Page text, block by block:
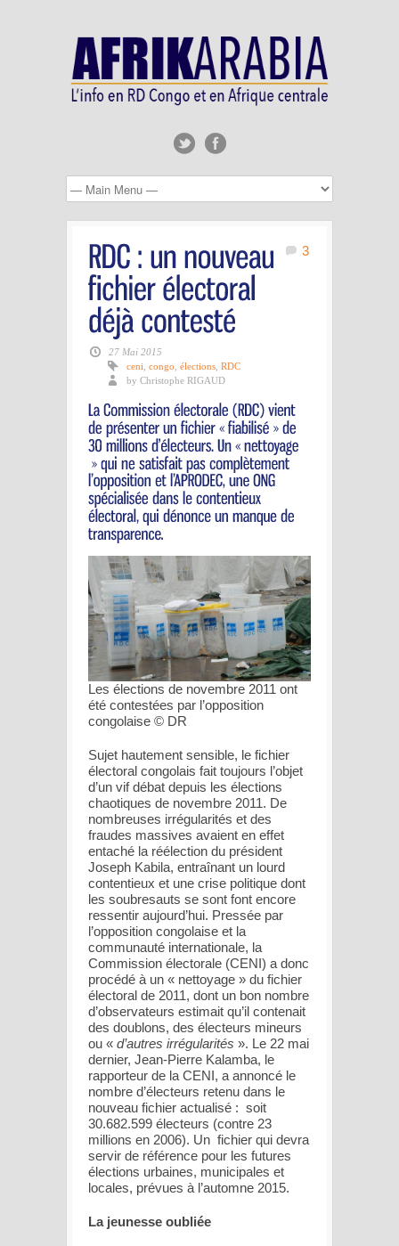
3
27 Mai 2015
ceni congo élections RDC
by Christophe RIGAUD
Les élections de novembre 2011 ont
été contestées par l’opposition
congolaise © DR
Sujet hautement sensible, le fichier
électoral congolais fait toujours l’objet
d’un vif débat depuis les élections
chaotiques de novembre 2011. De
nombreuses irrégularités et des
fraudes massives avaient en effet
entaché la réélection du président
Joseph Kabila, entraînant un lourd
contentieux et une crise politique dont
les soubresauts se sont font encore
ressentir aujourd’hui. Pressée par
l’opposition congolaise et la
communauté internationale, la
Commission électorale (CENI) a donc
procédé à un « nettoyage » du fichier
électoral de 2011, dont un bon nombre
d’observateurs estimait qu’il contenait
des doublons, des électeurs mineurs
ou « d’autres irrégularités ». Le 22 mai
dernier, Jean-Pierre Kalamba, le
rapporteur de la CENI, a annoncé le
nombre d’électeurs retenu dans le
nouveau fichier actualisé : soit
30.682.599 électeurs (contre 23
millions en 2006). Un fichier qui devra
servir de référence pour les futures
élections urbaines, municipales et
locales, prévues à l’automne 2015.
La jeunesse oubliée